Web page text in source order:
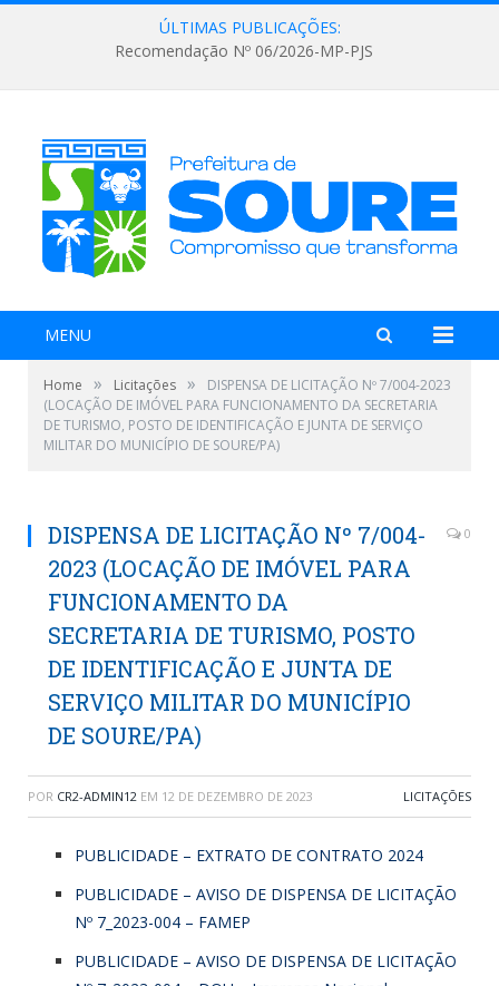
ÚLTIMAS PUBLICAÇÕES:
Recomendação Nº 06/2026-MP-PJS
MENU
Home » Licitações »
DISPENSA DE LICITAÇÃO Nº 7/004-2023
(LOCAÇÃO DE IMÓVEL PARA FUNCIONAMENTO DA SECRETARIA
DE TURISMO, POSTO DE IDENTIFICAÇÃO E JUNTA DE SERVIÇO
MILITAR DO MUNICÍPIO DE SOURE/PA)
DISPENSA DE LICITAÇÃO Nº 7/004-
2023 (LOCAÇÃO DE IMÓVEL PARA
FUNCIONAMENTO DA
SECRETARIA DE TURISMO, POSTO
DE IDENTIFICAÇÃO E JUNTA DE
SERVIÇO MILITAR DO MUNICÍPIO
DE SOURE/PA)
0
POR CR2-ADMIN12 EM 12 DE DEZEMBRO DE 2023 LICITAÇÕES
PUBLICIDADE – EXTRATO DE CONTRATO 2024
PUBLICIDADE – AVISO DE DISPENSA DE LICITAÇÃO
Nº 7_2023-004 – FAMEP
PUBLICIDADE – AVISO DE DISPENSA DE LICITAÇÃO